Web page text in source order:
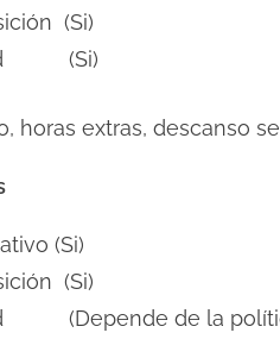
(Si)
(Si)
horas extras, descanso
(Si)
(Si)
(Depende de la